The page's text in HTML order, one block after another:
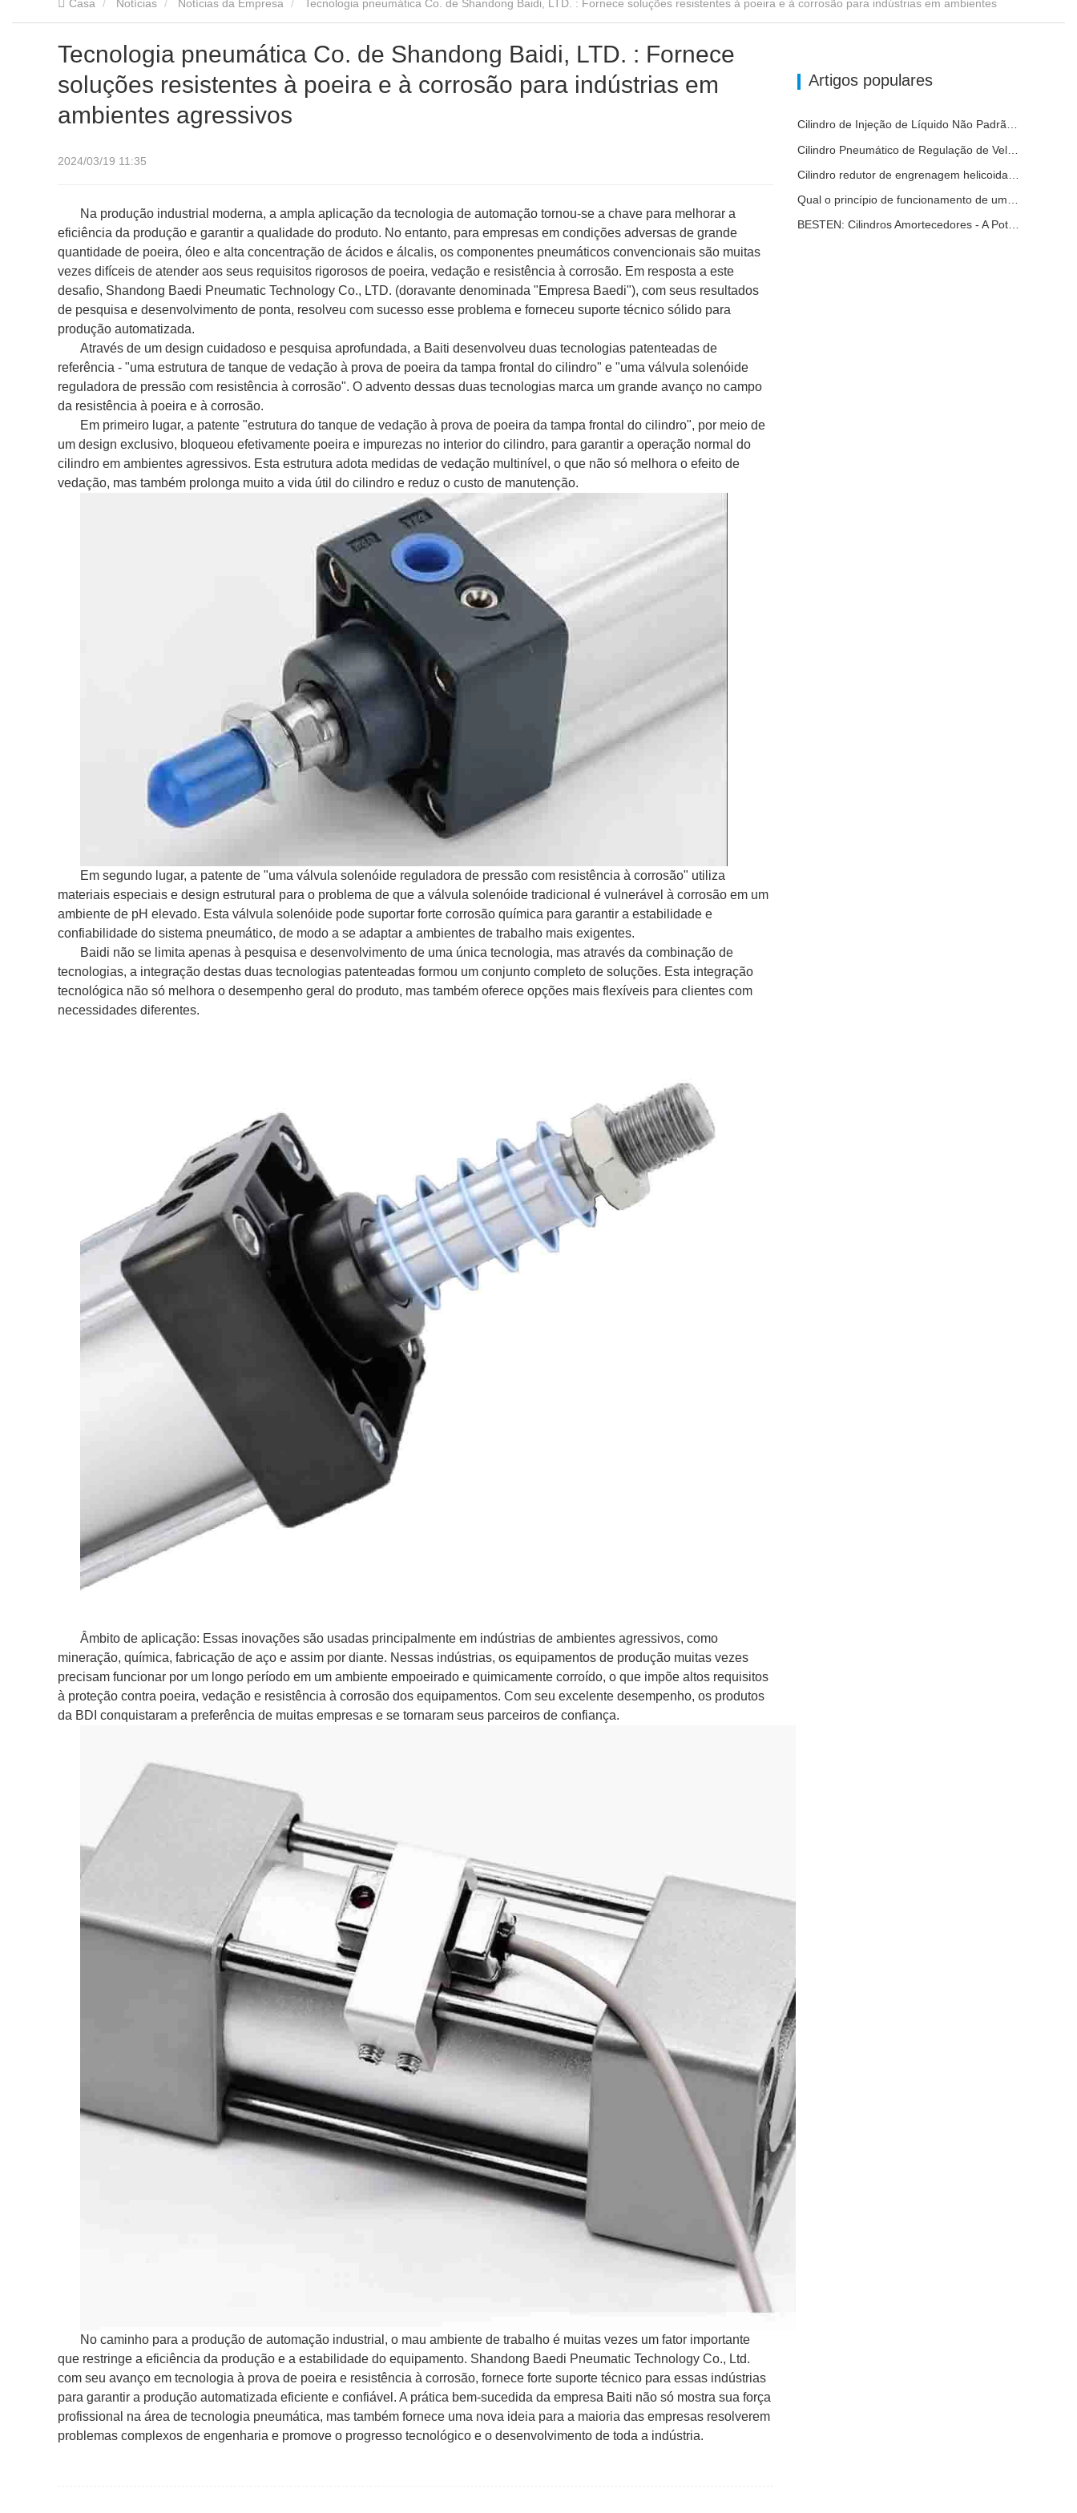
Casa Notícias Notícias da Empresa
Tecnologia pneumática Co. de Shandong Baidi, LTD. : Fornece
soluções resistentes à poeira e à corrosão para indústrias em
ambientes agressivos
2024/03/19 11:35
Na produção industrial moderna, a ampla aplicação da tecnologia de automação tornou-se a chave para melhorar a
eficiência da produção e garantir a qualidade do produto. No entanto, para empresas em condições adversas de grande
quantidade de poeira, óleo e alta concentração de ácidos e álcalis, os componentes pneumáticos convencionais são muitas
vezes difíceis de atender aos seus requisitos rigorosos de poeira, vedação e resistência à corrosão. Em resposta a este
desafio, Shandong Baedi Pneumatic Technology Co., LTD. (doravante denominada "Empresa Baedi"), com seus resultados
de pesquisa e desenvolvimento de ponta, resolveu com sucesso esse problema e forneceu suporte técnico sólido para
produção automatizada.
Através de um design cuidadoso e pesquisa aprofundada, a Baiti desenvolveu duas tecnologias patenteadas de
referência - "uma estrutura de tanque de vedação à prova de poeira da tampa frontal do cilindro" e "uma válvula solenóide
reguladora de pressão com resistência à corrosão". O advento dessas duas tecnologias marca um grande avanço no campo
da resistência à poeira e à corrosão.
Em primeiro lugar, a patente "estrutura do tanque de vedação à prova de poeira da tampa frontal do cilindro", por meio de
um design exclusivo, bloqueou efetivamente poeira e impurezas no interior do cilindro, para garantir a operação normal do
cilindro em ambientes agressivos. Esta estrutura adota medidas de vedação multinível, o que não só melhora o efeito de
vedação, mas também prolonga muito a vida útil do cilindro e reduz o custo de manutenção.
Em segundo lugar, a patente de "uma válvula solenóide reguladora de pressão com resistência à corrosão" utiliza
materiais especiais e design estrutural para o problema de que a válvula solenóide tradicional é vulnerável à corrosão em um
ambiente de pH elevado. Esta válvula solenóide pode suportar forte corrosão química para garantir a estabilidade e
confiabilidade do sistema pneumático, de modo a se adaptar a ambientes de trabalho mais exigentes.
Baidi não se limita apenas à pesquisa e desenvolvimento de uma única tecnologia, mas através da combinação de
tecnologias, a integração destas duas tecnologias patenteadas formou um conjunto completo de soluções. Esta integração
tecnológica não só melhora o desempenho geral do produto, mas também oferece opções mais flexíveis para clientes com
necessidades diferentes.
Âmbito de aplicação: Essas inovações são usadas principalmente em indústrias de ambientes agressivos, como
mineração, química, fabricação de aço e assim por diante. Nessas indústrias, os equipamentos de produção muitas vezes
precisam funcionar por um longo período em um ambiente empoeirado e quimicamente corroído, o que impõe altos requisitos
à proteção contra poeira, vedação e resistência à corrosão dos equipamentos. Com seu excelente desempenho, os produtos
da BDI conquistaram a preferência de muitas empresas e se tornaram seus parceiros de confiança.
No caminho para a produção de automação industrial, o mau ambiente de trabalho é muitas vezes um fator importante
que restringe a eficiência da produção e a estabilidade do equipamento. Shandong Baedi Pneumatic Technology Co., Ltd.
com seu avanço em tecnologia à prova de poeira e resistência à corrosão, fornece forte suporte técnico para essas indústrias
para garantir a produção automatizada eficiente e confiável. A prática bem-sucedida da empresa Baiti não só mostra sua força
profissional na área de tecnologia pneumática, mas também fornece uma nova ideia para a maioria das empresas resolverem
problemas complexos de engenharia e promove o progresso tecnológico e o desenvolvimento de toda a indústria.
Artigos populares
Cilindro de Injeção de Líquido Não Padrão Personalizado de Grau Alimentar
Cilindro Pneumático de Regulação de Velocidade Hidráulica: Solução de Movimento Estável e Sem Choques para Equipamentos Automatizados
BESTEN: Cilindros Amortecedores - A Potência Estável para a Automação Industrial